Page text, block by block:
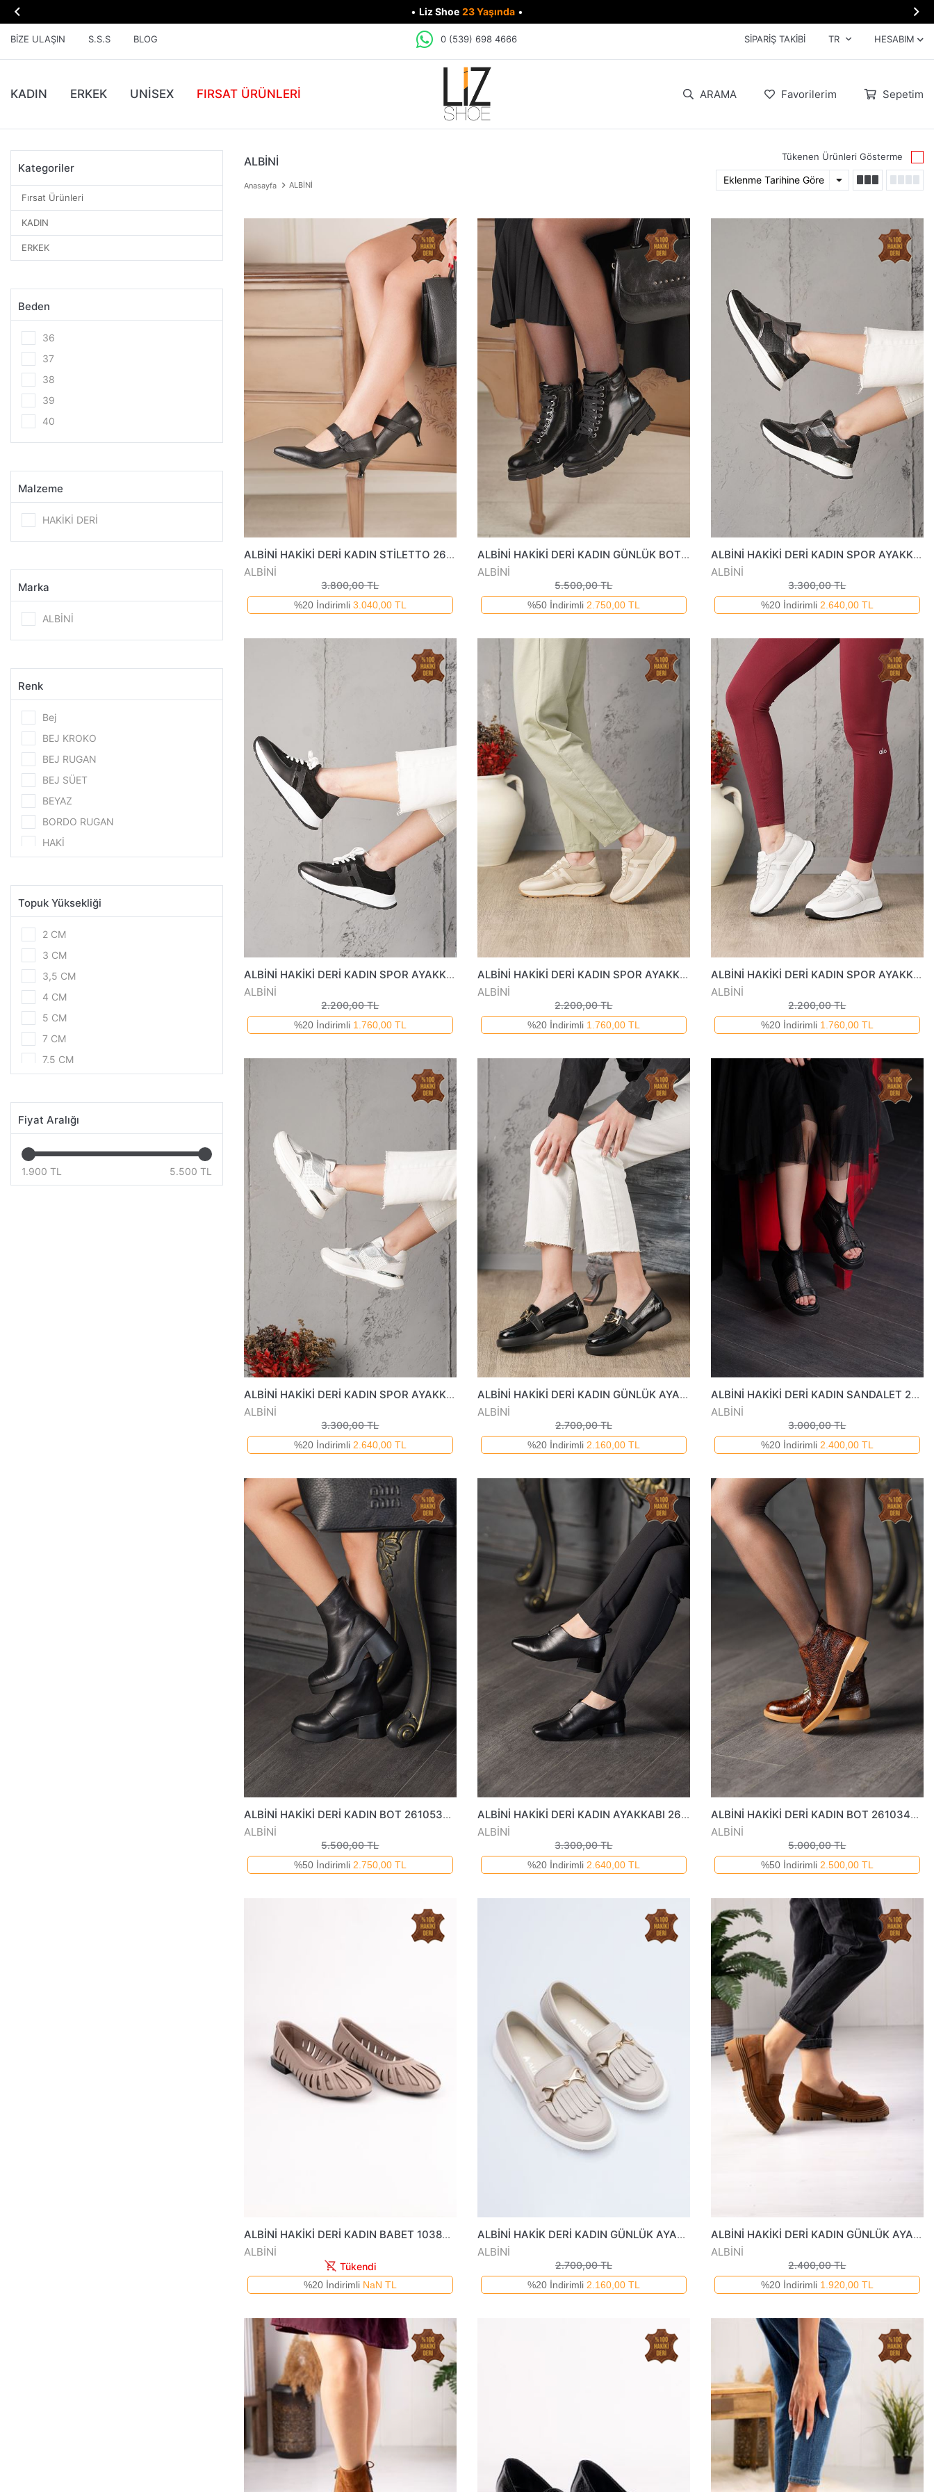
 • Liz Shoe 23 Yaşında • 
BIZE ULAŞIN S.S.S BLOG 0 (539) 698 4666 SIPARIŞ TAKIBI TR HESABIM
KADIN ERKEK UNİSEX FIRSAT ÜRÜNLERI ARAMA Favorilerim Sepetim
Kategoriler
Fırsat Ürünleri
KADIN
ERKEK
Beden
36
37
38
39
40
Malzeme
HAKİKİ DERİ
Marka
ALBİNİ
Renk
Bej
BEJ KROKO
BEJ RUGAN
BEJ SÜET
BEYAZ
BORDO RUGAN
HAKİ
NUT
SİYAH
Topuk Yüksekliği
2 CM
3 CM
3,5 CM
4 CM
5 CM
7 CM
7,5 CM
YAZ
Fiyat Aralığı
1.900 TL 5.500 TL
ALBİNİ
Anasayfa ALBİNİ
Tükenen Ürünleri Gösterme
ALBİNİ HAKİKİ DERİ KADIN STİLETTO 2610502825K
ALBİNİ
3.800,00 TL
%20 İndirimli 3.040,00 TL
ALBİNİ HAKİKİ DERİ KADIN GÜNLÜK BOT 10295025K
ALBİNİ
5.500,00 TL
%50 İndirimli 2.750,00 TL
ALBİNİ HAKİKİ DERİ KADIN SPOR AYAKKABI 25792404825Y
ALBİNİ
3.300,00 TL
%20 İndirimli 2.640,00 TL
ALBİNİ HAKİKİ DERİ KADIN SPOR AYAKKABI 2550205025Y
ALBİNİ
2.200,00 TL
%20 İndirimli 1.760,00 TL
ALBİNİ HAKİKİ DERİ KADIN SPOR AYAKKABI 2550205025Y
ALBİNİ
2.200,00 TL
%20 İndirimli 1.760,00 TL
ALBİNİ HAKİKİ DERİ KADIN SPOR AYAKKABI 2550205025Y
ALBİNİ
2.200,00 TL
%20 İndirimli 1.760,00 TL
ALBİNİ HAKİKİ DERİ KADIN SPOR AYAKKABI 25792404825Y
ALBİNİ
3.300,00 TL
%20 İndirimli 2.640,00 TL
ALBİNİ HAKİKİ DERİ KADIN GÜNLÜK AYAKKABI 253003025Y
ALBİNİ
2.700,00 TL
%20 İndirimli 2.160,00 TL
ALBİNİ HAKİKİ DERİ KADIN SANDALET 2510134825Y
ALBİNİ
3.000,00 TL
%20 İndirimli 2.400,00 TL
ALBİNİ HAKİKİ DERİ KADIN BOT 2610535825K
ALBİNİ
5.500,00 TL
%50 İndirimli 2.750,00 TL
ALBİNİ HAKİKİ DERİ KADIN AYAKKABI 2610660325K
ALBİNİ
3.300,00 TL
%20 İndirimli 2.640,00 TL
ALBİNİ HAKİKİ DERİ KADIN BOT 2610345725K
ALBİNİ
5.000,00 TL
%50 İndirimli 2.500,00 TL
ALBİNİ HAKİKİ DERİ KADIN BABET 1038723Y
ALBİNİ
Tükendi
%20 İndirimli NaN TL
ALBİNİ HAKİK DERİ KADIN GÜNLÜK AYAKKABI 1042723Y
ALBİNİ
2.700,00 TL
%20 İndirimli 2.160,00 TL
ALBİNİ HAKİKİ DERİ KADIN GÜNLÜK AYAKKABI 10106823K
ALBİNİ
2.400,00 TL
%20 İndirimli 1.920,00 TL